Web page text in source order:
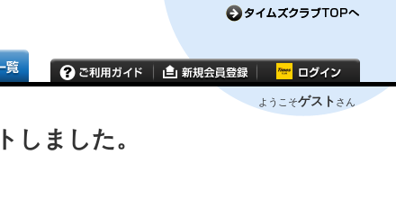
ようこそゲスト さん
しました。